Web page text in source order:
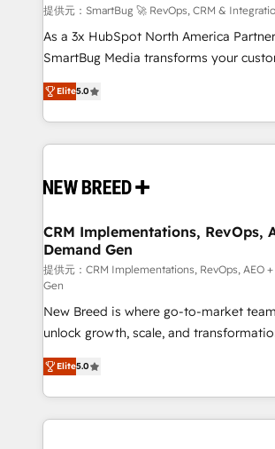
HubSpot導入・活用支援 顧客データの一
GTMの見える化・自動化まで。全Hub統
タ品質設計、グループ横断のCRM統合に
の一部をAIが自律実行する組織への移行
Breeze・Claude等をHubSpotと連携さ
革を、構想から実装・定着までPMOとし
の統合・浸透・変革管理を実行します。 ▸ CMS戦略設
計・構築：リード獲得・CVR・SEOを前
計・導線設計・テンプレート設計を
提供。 ▸ 既存CRM・MAからの移行支援
Marketo・Pardot等からの移行、カスタ
データ移行と活用設計まで。 ▸ AEO対応
ンツとサイト構造を最適化。 🏆 なぜ100incを選ぶの
か？ ✓ HubSpot Eliteパートナー認定 ✓
ード受賞・HUGリーダー ✓
提供元：SmartBug 🚀 RevOps, CRM &
As a 3x HubSpot North America
SmartBug Media transforms your
into a revenue engine. Our unified
includes specialized divisions Globalia
Software) and Point Success Media
making this the official home for all
and system integrations powered by
trainers to drive platform adoption. 📈 Revenue
Generation - Full-funnel marketing and high-
performance advertising via Point
Expert deployment of Breeze AI and
to automate growth. 🏆 Elite Excellence - 8 platform
accreditations and deep HIPAA-
expertise. - A team of 250+ experts dedicated to
your resilient growth.
Elite5.0
CRM Implementations, RevOps,
Demand Gen
提供元：CRM Implementations, RevOps, AEO
Gen
New Breed is where go-to-market
unlock growth, scale, and
companies activate HubSpot’s AI-
customer platform and operationalize
Loop Marketing framework through
services, smart agents, and purpose-
Elite5.0